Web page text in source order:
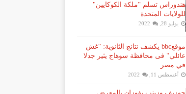
هندوراس تسلم "ملكة الكوكايين"
للولايات المتحدة
يوليو 28, 2022
موقعbbc يكشف نتائج الثانوية: "غش
عائلي" فى محافظة سوهاج يثير جدلا
في مصر
أغسطس 11, 2022